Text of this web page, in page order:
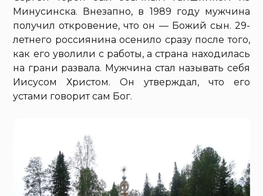
Минусинска. Внезапно, в 1989 году мужчина
получил откровение, что он — Божий сын. 29-
летнего россиянина осенило сразу после того,
как его уволили с работы, а страна находилась
на грани развала. Мужчина стал называть себя
Иисусом Христом. Он утверждал, что его
устами говорит сам Бог.